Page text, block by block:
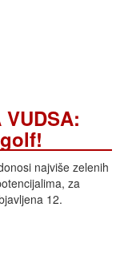
najviše zelenih
za
12.